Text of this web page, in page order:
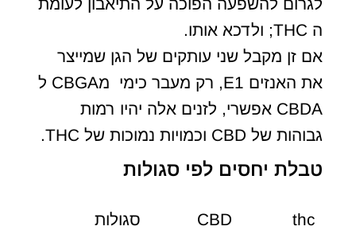
ה THC; ולדכא אותו.
אם זן מקבל שני עותקים של הגן שמייצר
את האנזים E1, רק מעבר כימי מCBGA ל
CBDA אפשרי, לזנים אלה יהיו רמות
גבוהות של CBD וכמויות נמוכות של THC.
טבלת יחסים לפי סגולות
thc
CBD
סגולות